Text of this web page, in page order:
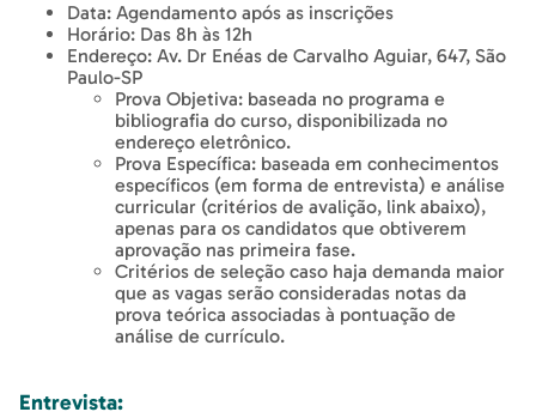
Data: Agendamento após as inscrições
Horário: Das 8h às 12h
Endereço: Av. Dr Enéas de Carvalho Aguiar, 647, São
Paulo-SP
Prova Objetiva: baseada no programa e
bibliografia do curso, disponibilizada no
endereço eletrônico.
Prova Específica: baseada em conhecimentos
específicos (em forma de entrevista) e análise
curricular (critérios de avalição, link abaixo),
apenas para os candidatos que obtiverem
aprovação nas primeira fase.
Critérios de seleção caso haja demanda maior
que as vagas serão consideradas notas da
prova teórica associadas à pontuação de
análise de currículo.
Entrevista: